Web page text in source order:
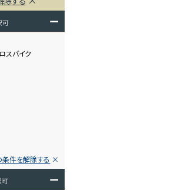
可 ー
スバイク
条件を解除する
ー